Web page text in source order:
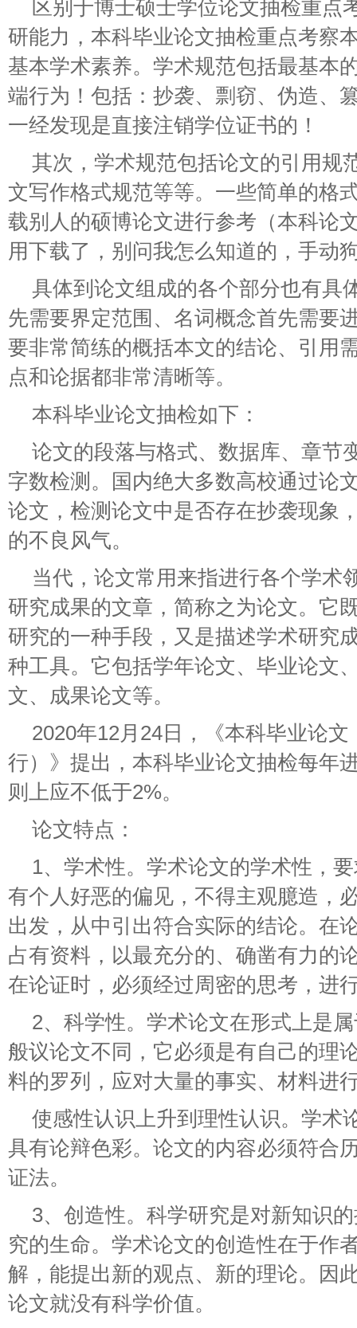
区别于博士硕士学位论文抽检重点
研能力，本科毕业论文抽检重点考察
基本学术素养。学术规范包括最基本
端行为！包括：抄袭、剽窃、伪造、
一经发现是直接注销学位证书的！
其次，学术规范包括论文的引用规
文写作格式规范等等。一些简单的格
载别人的硕博论文进行参考（本科论
用下载了，别问我怎么知道的，手动
具体到论文组成的各个部分也有具
先需要界定范围、名词概念首先需要
要非常简练的概括本文的结论、引用
点和论据都非常清晰等。
本科毕业论文抽检如下：
论文的段落与格式、数据库、章节
字数检测。国内绝大多数高校通过论
论文，检测论文中是否存在抄袭现象
的不良风气。
当代，论文常用来指进行各个学术
研究成果的文章，简称之为论文。它
研究的一种手段，又是描述学术研究
种工具。它包括学年论文、毕业论文
文、成果论文等。
2020年12月24日，《本科毕业论
行）》提出，本科毕业论文抽检每年
则上应不低于2%。
论文特点：
1、学术性。学术论文的学术性，
有个人好恶的偏见，不得主观臆造，
出发，从中引出符合实际的结论。在
占有资料，以最充分的、确凿有力的
在论证时，必须经过周密的思考，进
2、科学性。学术论文在形式上是
般议论文不同，它必须是有自己的理
料的罗列，应对大量的事实、材料进
使感性认识上升到理性认识。学术
具有论辩色彩。论文的内容必须符合
证法。
3、创造性。科学研究是对新知识
究的生命。学术论文的创造性在于作
解，能提出新的观点、新的理论。因
论文就没有科学价值。